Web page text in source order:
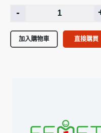
-
加入購物車 直接購買